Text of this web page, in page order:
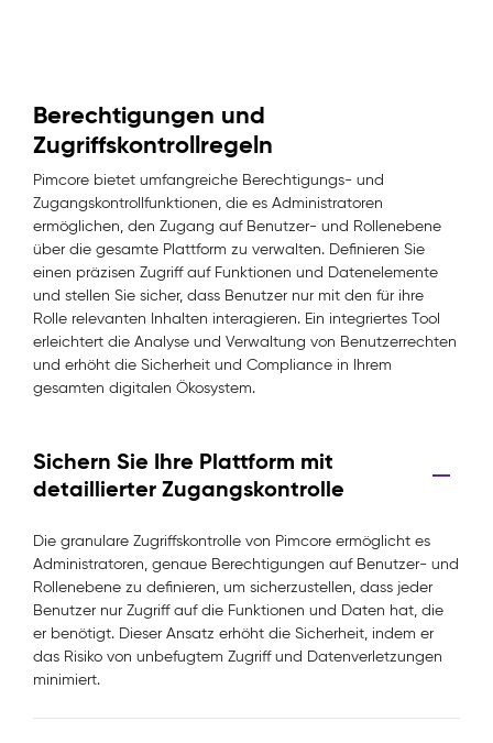
Berechtigungen und
Zugriffskontrollregeln
Pimcore bietet umfangreiche Berechtigungs- und
Zugangskontrollfunktionen, die es Administratoren
ermöglichen, den Zugang auf Benutzer- und Rollenebene
über die gesamte Plattform zu verwalten. Definieren Sie
einen präzisen Zugriff auf Funktionen und Datenelemente
und stellen Sie sicher, dass Benutzer nur mit den für ihre
Rolle relevanten Inhalten interagieren. Ein integriertes Tool
erleichtert die Analyse und Verwaltung von Benutzerrechten
und erhöht die Sicherheit und Compliance in Ihrem
gesamten digitalen Ökosystem.
Sichern Sie Ihre Plattform mit
detaillierter Zugangskontrolle
Die granulare Zugriffskontrolle von Pimcore ermöglicht es
Administratoren, genaue Berechtigungen auf Benutzer- und
Rollenebene zu definieren, um sicherzustellen, dass jeder
Benutzer nur Zugriff auf die Funktionen und Daten hat, die
er benötigt. Dieser Ansatz erhöht die Sicherheit, indem er
das Risiko von unbefugtem Zugriff und Datenverletzungen
minimiert.